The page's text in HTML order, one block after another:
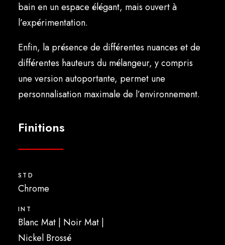
bain en un espace élégant, mais ouvert à
l’expérimentation.
Enfin, la présence de différentes nuances et de
différentes hauteurs du mélangeur, y compris
une version autoportante, permet une
personnalisation maximale de l’environnement.
Finitions
STD
Chrome
INT
Blanc Mat | Noir Mat |
Nickel Brossé